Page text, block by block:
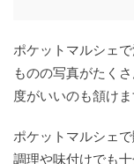
人
8
ポケ
マル
シェ
ポケットマルシェ
ものの写真がたく
度がいいのも頷けま
ポケットマルシェ
調理や味付けでも